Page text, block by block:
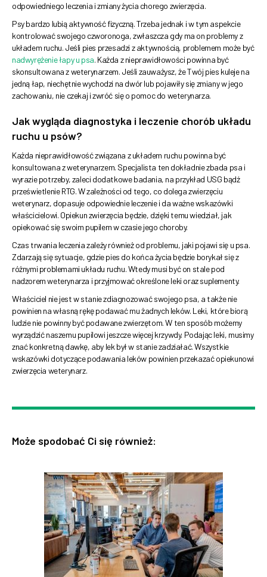
odpowiedniego leczenia i zmiany życia chorego zwierzęcia.
Psy bardzo lubią aktywność fizyczną. Trzeba jednak i w tym aspekcie
kontrolować swojego czworonoga, zwłaszcza gdy ma on problemy z
układem ruchu. Jeśli pies przesadzi z aktywnością, problemem może być
nadwyrężenie łapy u psa. Każda z nieprawidłowości powinna być
skonsultowana z weterynarzem. Jeśli zauważysz, że Twój pies kuleje na
jedną łap, niechętnie wychodzi na dwór lub pojawiły się zmiany w jego
zachowaniu, nie czekaj i zwróć się o pomoc do weterynarza.
Jak wygląda diagnostyka i leczenie chorób układu
ruchu u psów?
Każda nieprawidłowość związana z układem ruchu powinna być
konsultowana z weterynarzem. Specjalista ten dokładnie zbada psa i
wyrazie potrzeby, zaleci dodatkowe badania, na przykład USG bądź
prześwietlenie RTG. W zależności od tego, co dolega zwierzęciu
weterynarz, dopasuje odpowiednie leczenie i da ważne wskazówki
właścicielowi. Opiekun zwierzęcia będzie, dzięki temu wiedział, jak
opiekować się swoim pupilem w czasie jego choroby.
Czas trwania leczenia zależy również od problemu, jaki pojawi się u psa.
Zdarzają się sytuacje, gdzie pies do końca życia będzie borykał się z
różnymi problemami układu ruchu. Wtedy musi być on stale pod
nadzorem weterynarza i przyjmować określone leki oraz suplementy.
Właściciel nie jest w stanie zdiagnozować swojego psa, a także nie
powinien na własną rękę podawać mu żadnych leków. Leki, które biorą
ludzie nie powinny być podawane zwierzętom. W ten sposób możemy
wyrządzić naszemu pupilowi jeszcze więcej krzywdy. Podając leki, musimy
znać konkretną dawkę, aby lek był w stanie zadziałać. Wszystkie
wskazówki dotyczące podawania leków powinien przekazać opiekunowi
zwierzęcia weterynarz.
Może spodobać Ci się również: